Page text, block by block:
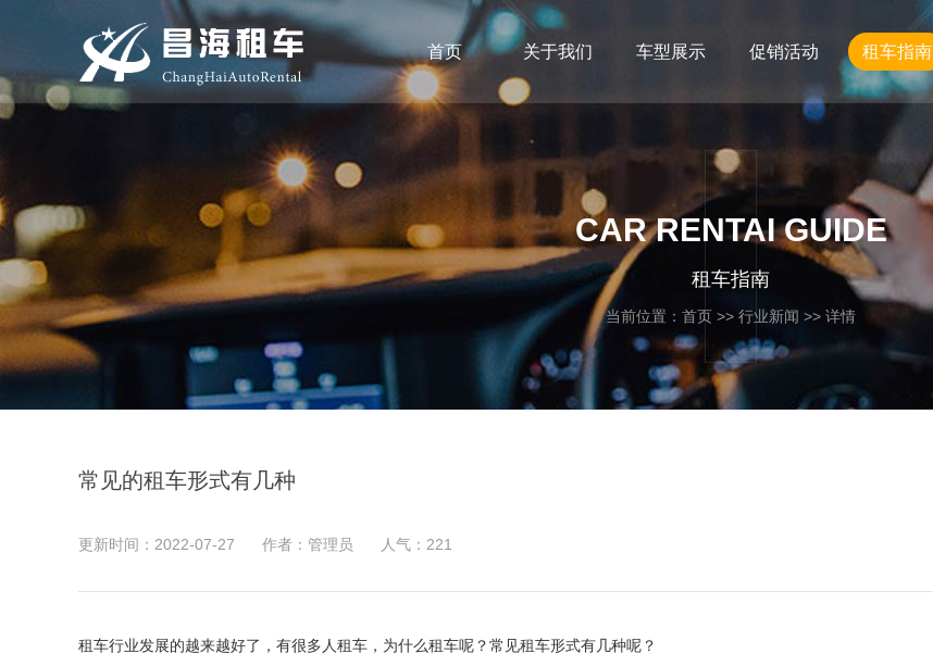
首页 关于我们 车型展示 促销活动 租车指南
CAR RENTAI GUIDE
租车指南
当前位置： 首页 >> 行业新闻 >> 详情
常见的租车形式有几种
更新时间：2022-07-27 作者：管理员 人气： 221
租车行业发展的越来越好了，有很多人租车，为什么租车呢？常见租车形式有几种呢？